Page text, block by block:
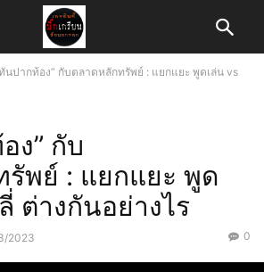
นปากท้อง” กับตลาดหลักทรัพย์ : แยกแยะ พูดเล่น vs
ง” กับ
พย์ : แยกแยะ พูด
ต่างกันอย่างไร
2023 0